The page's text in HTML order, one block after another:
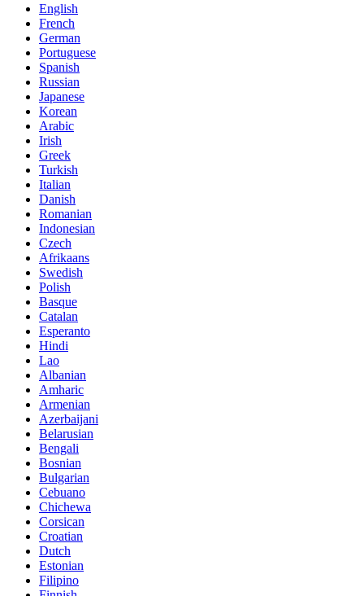
English
French
German
Portuguese
Spanish
Russian
Japanese
Korean
Arabic
Irish
Greek
Turkish
Italian
Danish
Romanian
Indonesian
Czech
Afrikaans
Swedish
Polish
Basque
Catalan
Esperanto
Hindi
Lao
Albanian
Amharic
Armenian
Azerbaijani
Belarusian
Bengali
Bosnian
Bulgarian
Cebuano
Chichewa
Corsican
Croatian
Dutch
Estonian
Filipino